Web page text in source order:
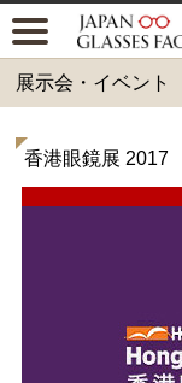
展示会・イベント
香港眼鏡展 2017